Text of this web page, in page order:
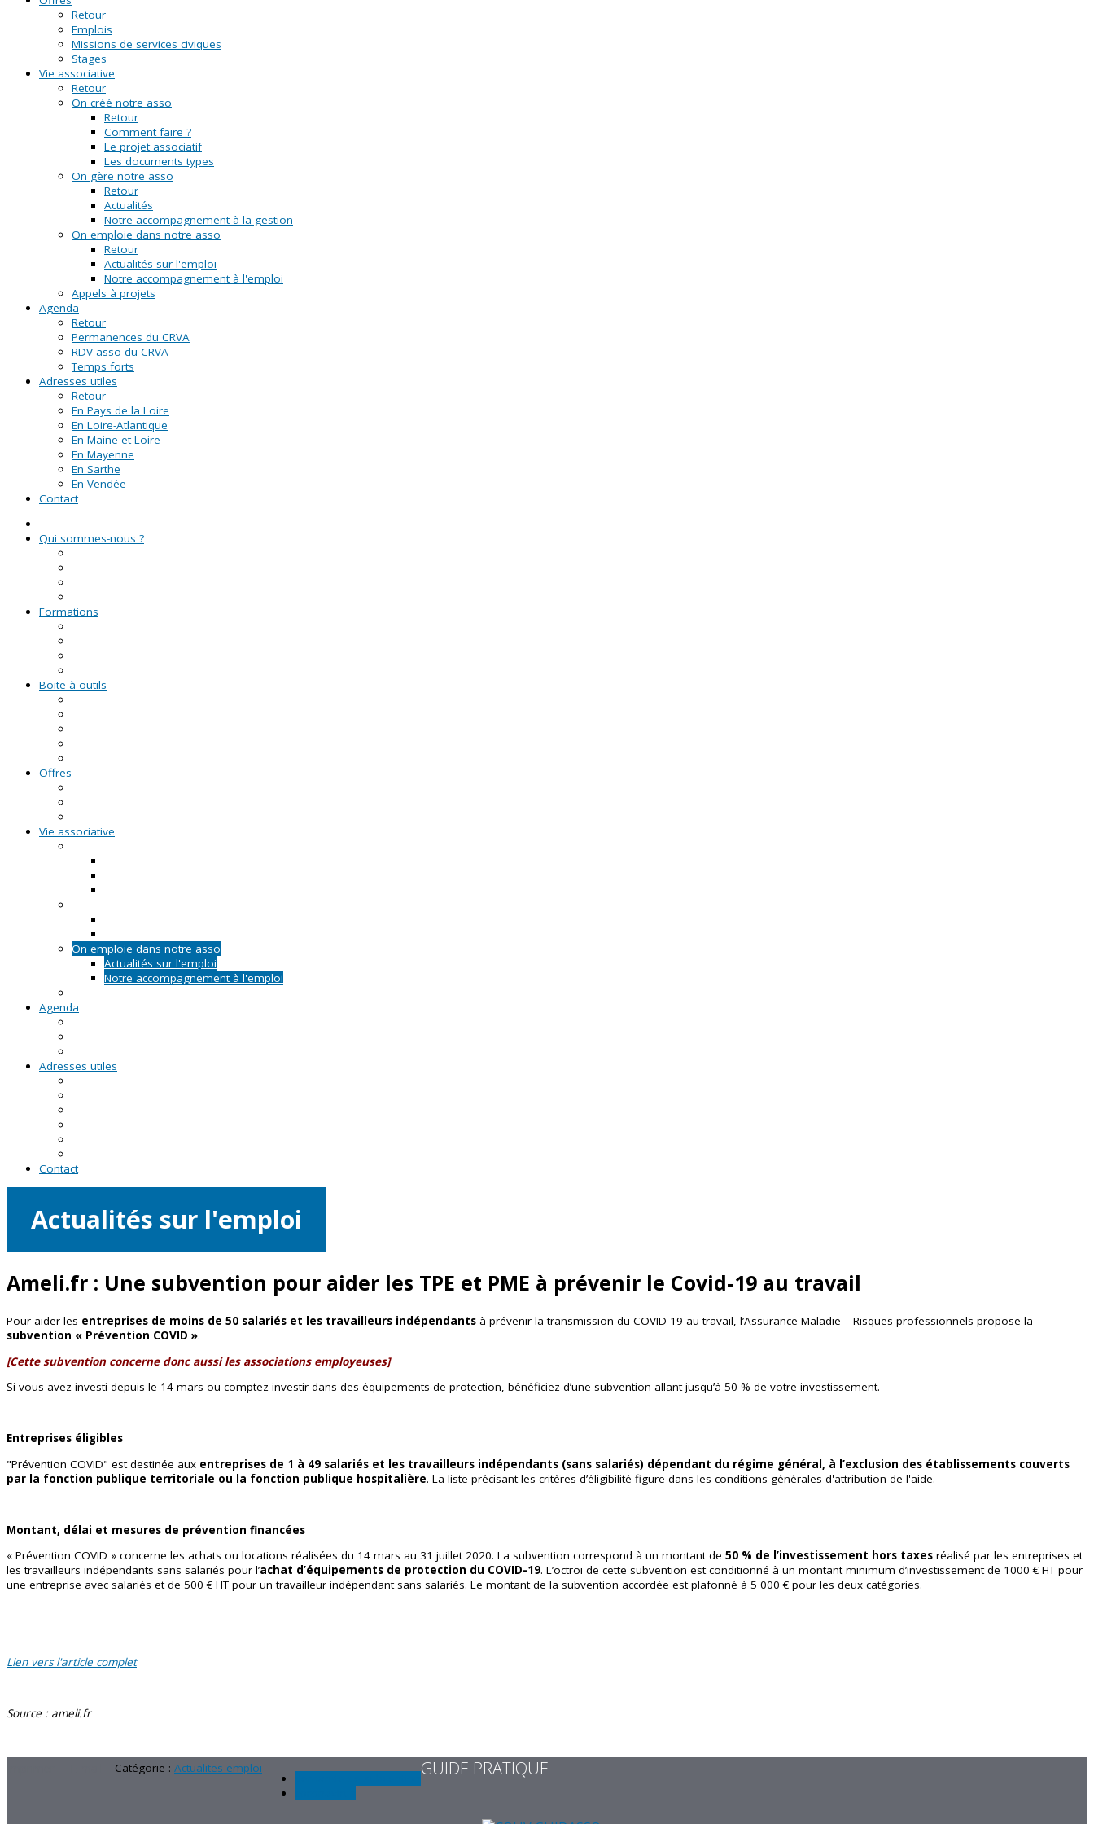
Retour
Emplois
Missions de services civiques
Stages
Vie associative
Retour
On créé notre asso
Retour
Comment faire ?
Le projet associatif
Les documents types
On gère notre asso
Retour
Actualités
Notre accompagnement à la gestion
On emploie dans notre asso
Retour
Actualités sur l'emploi
Notre accompagnement à l'emploi
Appels à projets
Agenda
Retour
Permanences du CRVA
RDV asso du CRVA
Temps forts
Adresses utiles
Retour
En Pays de la Loire
En Loire-Atlantique
En Maine-et-Loire
En Mayenne
En Sarthe
En Vendée
Contact
Qui sommes-nous ?
Formations
Boite à outils
Offres
Vie associative
On emploie dans notre asso
Actualités sur l'emploi
Notre accompagnement à l'emploi
Agenda
Adresses utiles
Contact
Actualités sur l'emploi
Ameli.fr : Une subvention pour aider les TPE et PME à prévenir le Covid-19 au travail
Pour aider les entreprises de moins de 50 salariés et les travailleurs indépendants à prévenir la transmission du COVID-19 au travail, l’Assurance Maladie – Risques professionnels propose la
subvention « Prévention COVID ».
[Cette subvention concerne donc aussi les associations employeuses]
Si vous avez investi depuis le 14 mars ou comptez investir dans des équipements de protection, bénéficiez d’une subvention allant jusqu’à 50 % de votre investissement.
Entreprises éligibles
"Prévention COVID" est destinée aux entreprises de 1 à 49 salariés et les travailleurs indépendants (sans salariés) dépendant du régime général, à l’exclusion des établissements couverts
par la fonction publique territoriale ou la fonction publique hospitalière. La liste précisant les critères d’éligibilité figure dans les conditions générales d'attribution de l'aide.
Montant, délai et mesures de prévention financées
« Prévention COVID » concerne les achats ou locations réalisées du 14 mars au 31 juillet 2020. La subvention correspond à un montant de 50 % de l’investissement hors taxes réalisé par les entreprises et
les travailleurs indépendants sans salariés pour l’achat d’équipements de protection du COVID-19. L’octroi de cette subvention est conditionné à un montant minimum d’investissement de 1000 € HT pour
une entreprise avec salariés et de 500 € HT pour un travailleur indépendant sans salariés. Le montant de la subvention accordée est plafonné à 5 000 € pour les deux catégories.
Lien vers l'article complet
Source : ameli.fr
Catégorie : Actualites emploi GUIDE PRATIQUE